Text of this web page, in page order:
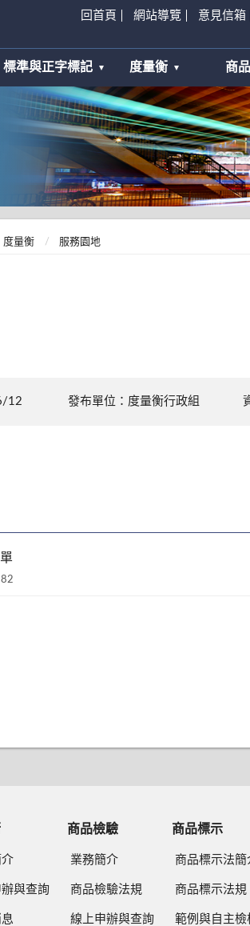
回首頁 網站導覽 意見信箱
標準與正字標記 度量衡 商
度量衡 服務園地
12 發布單位：度量衡行政組
與查詢
商品檢驗
業務簡介
商品檢驗法規
線上申辦與查詢
商品標示
商品標示法簡
商品標示法規
範例與自主檢